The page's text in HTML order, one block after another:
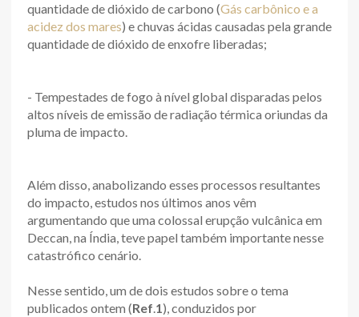
quantidade de dióxido de carbono (Gás carbônico e a
acidez dos mares) e chuvas ácidas causadas pela grande
quantidade de dióxido de enxofre liberadas;
- Tempestades de fogo à nível global disparadas pelos
altos níveis de emissão de radiação térmica oriundas da
pluma de impacto.
Além disso, anabolizando esses processos resultantes
do impacto, estudos nos últimos anos vêm
argumentando que uma colossal erupção vulcânica em
Deccan, na Índia, teve papel também importante nesse
catastrófico cenário.
Nesse sentido, um de dois estudos sobre o tema
publicados ontem (Ref.1), conduzidos por